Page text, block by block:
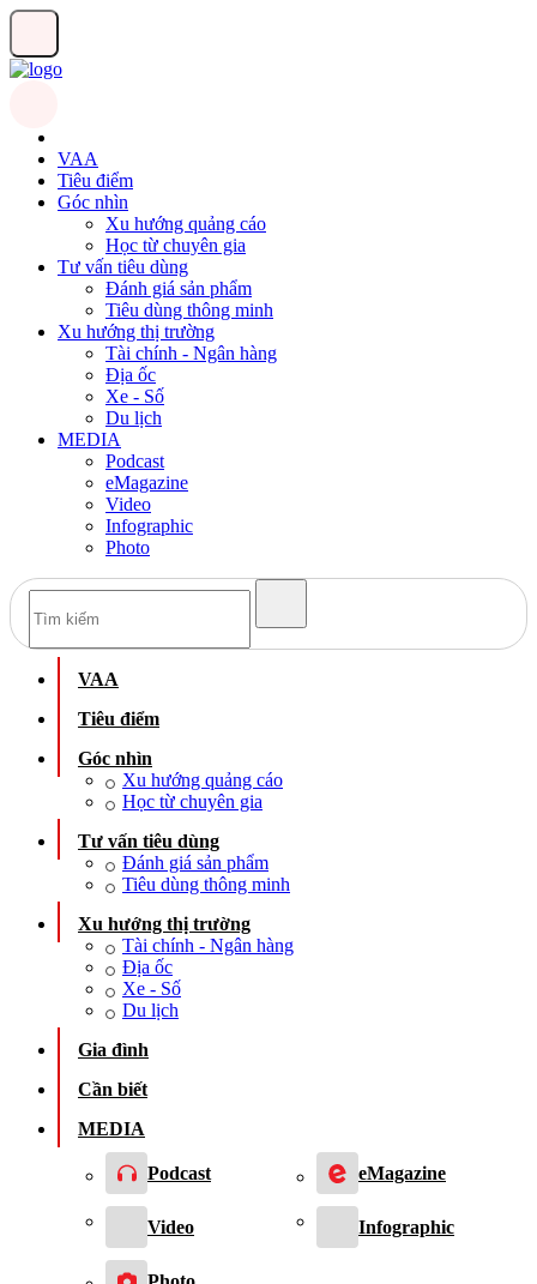
VAA
Tiêu điểm
Góc nhìn
Xu hướng quảng cáo
Học từ chuyên gia
Tư vấn tiêu dùng
Đánh giá sản phẩm
Tiêu dùng thông minh
Xu hướng thị trường
Tài chính - Ngân hàng
Địa ốc
Xe - Số
Du lịch
MEDIA
Podcast
eMagazine
Video
Infographic
Photo
VAA
Tiêu điểm
Góc nhìn
Xu hướng quảng cáo
Học từ chuyên gia
Tư vấn tiêu dùng
Đánh giá sản phẩm
Tiêu dùng thông minh
Xu hướng thị trường
Tài chính - Ngân hàng
Địa ốc
Xe - Số
Du lịch
Gia đình
Cần biết
MEDIA
Podcast eMagazine
Video Infographic